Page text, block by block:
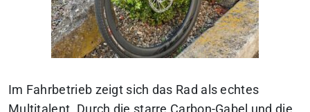
Im Fahrbetrieb zeigt sich das Rad als echtes
Multitalent. Durch die starre Carbon-Gabel und die